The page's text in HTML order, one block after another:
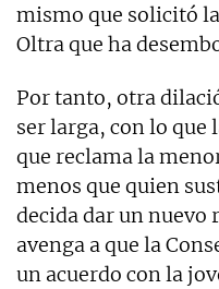
mismo que solicitó
Oltra que ha
Por tanto, otra
ser larga, con lo
que reclama la
menos que quien
decida dar un nuevo
avenga a que la
un acuerdo con la